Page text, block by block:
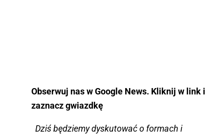
Obserwuj nas w Google News. Kliknij w link i
zaznacz gwiazdkę
Dziś będziemy dyskutować o formach i